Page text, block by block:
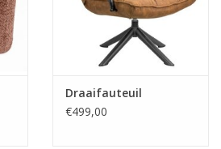
Draaifauteuil
€499,00